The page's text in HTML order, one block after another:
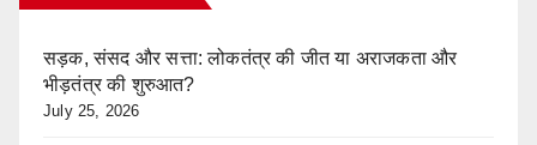
सड़क, संसद और सत्ता: लोकतंत्र की जीत या अराजकता और
भीड़तंत्र की शुरुआत?
July 25, 2026